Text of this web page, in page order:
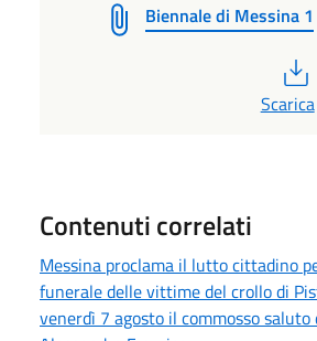
Biennale di Messina 1
Scarica
Contenuti correlati
Messina proclama il lutto cittadino
funerale delle vittime del crollo di
venerdì 7 agosto il commosso